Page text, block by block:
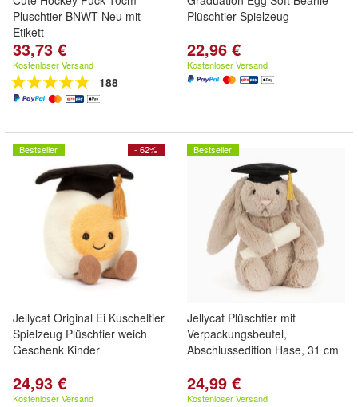
Pluschtier BNWT Neu mit
Etikett
33,73 €
Kostenloser Versand
188
Plüschtier Spielzeug
22,96 €
Kostenloser Versand
- 62%
Bestseller
Jellycat Original Ei Kuscheltier
Spielzeug Plüschtier weich
Geschenk Kinder
24,93 €
Kostenloser Versand
Bestseller
Jellycat Plüschtier mit
Verpackungsbeutel,
Abschlussedition Hase, 31 cm
24,99 €
Kostenloser Versand